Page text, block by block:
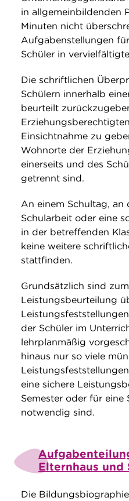
in allgemeinbildenden
Minuten nicht
Aufgabenstellungen
Schüler in
Die schriftlichen
Schülern innerhalb
beurteilt
Einsichtnahme zu
Wohnorte der
einerseits und des
getrennt sind.
An einem Schultag, an
Schularbeit oder eine
in der betreffenden
keine weitere
stattfinden.
Grundsätzlich sind
Leistungsbeurteilung
der Schüler im
lehrplanmäßig
hinaus nur so viele
eine sichere
Semester oder für
notwendig sind.
Elternhaus und
Die